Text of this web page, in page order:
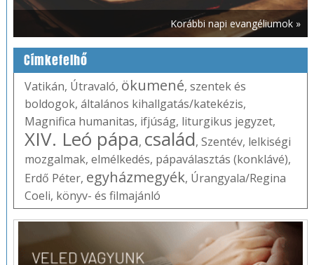
Korábbi napi evangéliumok »
Címkefelhő
Vatikán, Útravaló, ökumené, szentek és
boldogok, általános kihallgatás/katekézis,
Magnifica humanitas, ifjúság, liturgikus jegyzet,
XIV. Leó pápa, család, Szentév, lelkiségi
mozgalmak, elmélkedés, pápaválasztás (konklávé),
Erdő Péter, egyházmegyék, Úrangyala/Regina
Coeli, könyv- és filmajánló